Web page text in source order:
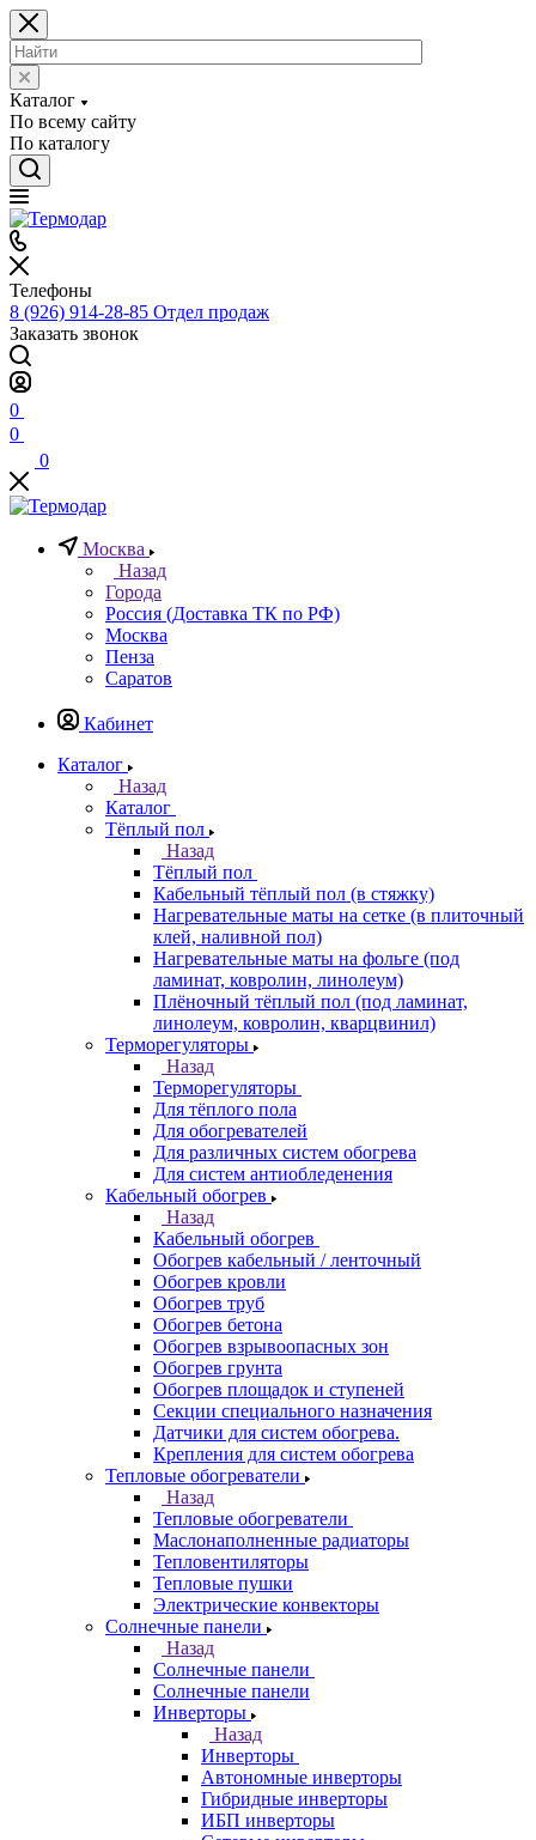
Каталог
По всему сайту
По каталогу
Телефоны
8 (926) 914-28-85 Отдел продаж
Заказать звонок
0
0
0
Москва
Назад
Города
Россия (Доставка ТК по РФ)
Москва
Пенза
Саратов
Кабинет
Каталог
Назад
Каталог
Тёплый пол
Назад
Тёплый пол
Кабельный тёплый пол (в стяжку)
Нагревательные маты на сетке (в плиточный
клей, наливной пол)
Нагревательные маты на фольге (под
ламинат, ковролин, линолеум)
Плёночный тёплый пол (под ламинат,
линолеум, ковролин, кварцвинил)
Терморегуляторы
Назад
Терморегуляторы
Для тёплого пола
Для обогревателей
Для различных систем обогрева
Для систем антиобледенения
Кабельный обогрев
Назад
Кабельный обогрев
Обогрев кабельный / ленточный
Обогрев кровли
Обогрев труб
Обогрев бетона
Обогрев взрывоопасных зон
Обогрев грунта
Обогрев площадок и ступеней
Секции специального назначения
Датчики для систем обогрева.
Крепления для систем обогрева
Тепловые обогреватели
Назад
Тепловые обогреватели
Маслонаполненные радиаторы
Тепловентиляторы
Тепловые пушки
Электрические конвекторы
Солнечные панели
Назад
Солнечные панели
Солнечные панели
Инверторы
Назад
Инверторы
Автономные инверторы
Гибридные инверторы
ИБП инверторы